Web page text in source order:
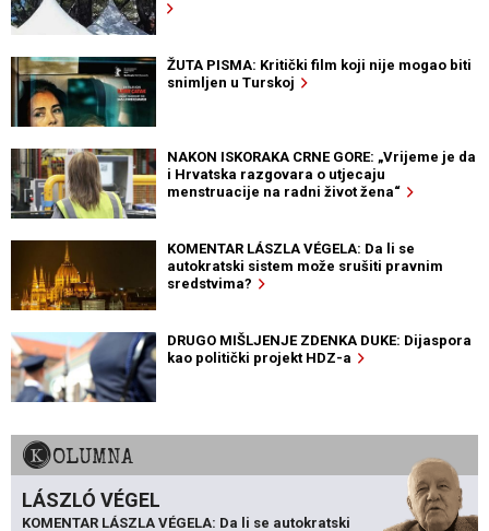
ŽUTA PISMA: Kritički film koji nije mogao biti
snimljen u Turskoj
NAKON ISKORAKA CRNE GORE: „Vrijeme je da
i Hrvatska razgovara o utjecaju
menstruacije na radni život žena“
KOMENTAR LÁSZLA VÉGELA: Da li se
autokratski sistem može srušiti pravnim
sredstvima?
DRUGO MIŠLJENJE ZDENKA DUKE: Dijaspora
kao politički projekt HDZ-a
KOLUMNA
LÁSZLÓ VÉGEL
KOMENTAR LÁSZLA VÉGELA: Da li se autokratski